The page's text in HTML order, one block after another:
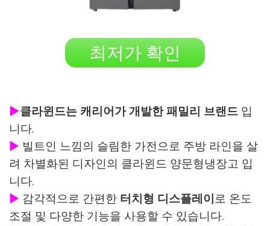
최저가 확인
▶클라윈드는 캐리어가 개발한 패밀리 브랜드 입
니다.
▶ 빌트인 느낌의 슬림한 가전으로 주방 라인을 살
려 차별화된 디자인의 클라윈드 양문형냉장고 입
니다.
▶ 감각적으로 간편한 터치형 디스플레이 로 온도
조절 및 다양한 기능을 사용할 수 있습니다.